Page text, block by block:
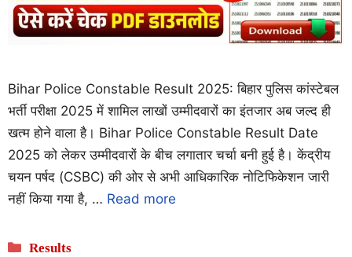
Bihar Police Constable Result 2025: बिहार पुलिस कांस्टेबल
भर्ती परीक्षा 2025 में शामिल लाखों उम्मीदवारों का इंतजार अब जल्द ही
खत्म होने वाला है। Bihar Police Constable Result Date
2025 को लेकर उम्मीदवारों के बीच लगातार चर्चा बनी हुई है। केंद्रीय
चयन पर्षद (CSBC) की ओर से अभी आधिकारिक नोटिफिकेशन जारी
नहीं किया गया है, … Read more
Categories
Results